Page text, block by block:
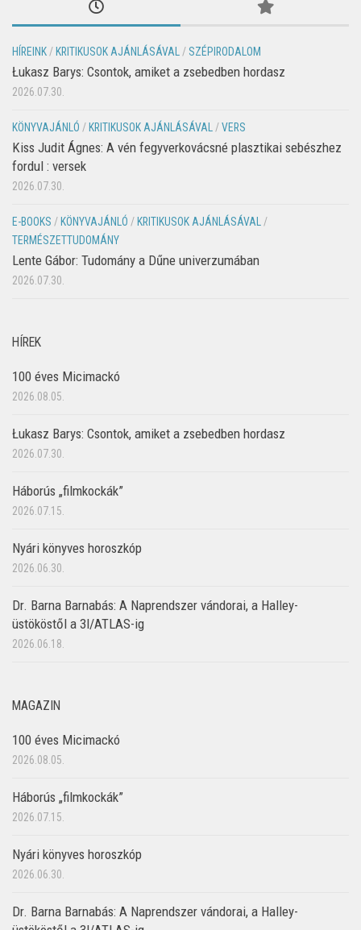
HÍREINK / KRITIKUSOK AJÁNLÁSÁVAL / SZÉPIRODALOM
Łukasz Barys: Csontok, amiket a zsebedben hordasz
2026.07.30.
KÖNYVAJÁNLÓ / KRITIKUSOK AJÁNLÁSÁVAL /VERS
Kiss Judit Ágnes: A vén fegyverkovácsné plasztikai sebészhez
fordul : versek
2026.07.30.
E-BOOKS / KÖNYVAJÁNLÓ / KRITIKUSOK AJÁNLÁSÁVAL
/
TERMÉSZETTUDOMÁNY
Lente Gábor: Tudomány a Dűne univerzumában
2026.07.30.
HÍREK
100 éves Micimackó
2026.08.05.
Łukasz Barys: Csontok, amiket a zsebedben hordasz
2026.07.30.
Háborús „filmkockák”
2026.07.15.
Nyári könyves horoszkóp
2026.06.30.
Dr. Barna Barnabás: A Naprendszer vándorai, a Halley-
üstököstől a 3I/ATLAS-ig
2026.06.18.
MAGAZIN
100 éves Micimackó
2026.08.05.
Háborús „filmkockák”
2026.07.15.
Nyári könyves horoszkóp
2026.06.30.
Dr. Barna Barnabás: A Naprendszer vándorai, a Halley-